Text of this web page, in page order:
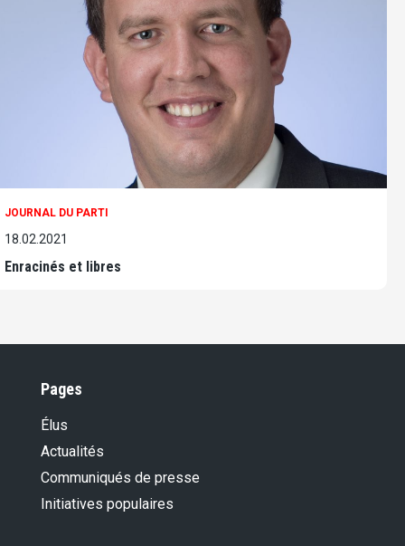
JOURNAL DU PARTI
18.02.2021
Enracinés et libres
Pages
Élus
Actualités
Communiqués de presse
Initiatives populaires